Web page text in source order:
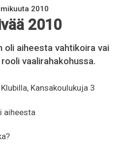
2010
2010
oli aiheesta vahtikoira vai
vaalirahakohussa.
Kansakoulukuja 3
aiheesta